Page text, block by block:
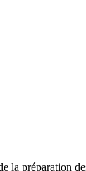
la préparation